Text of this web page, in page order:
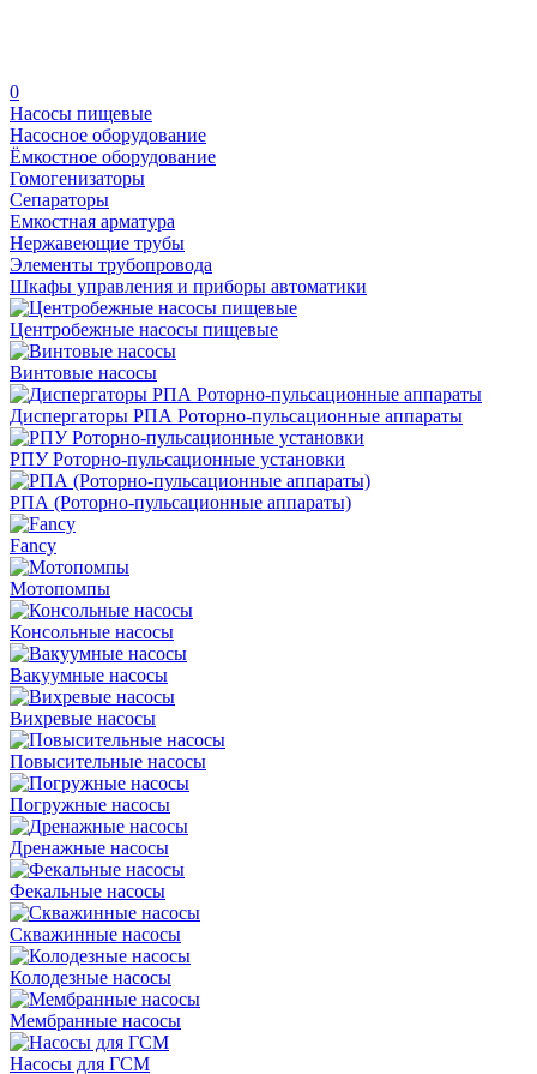
0
Насосы пищевые
Насосное оборудование
Ёмкостное оборудование
Гомогенизаторы
Сепараторы
Емкостная арматура
Нержавеющие трубы
Элементы трубопровода
Шкафы управления и приборы автоматики
Центробежные насосы пищевые
Винтовые насосы
Диспергаторы РПА Роторно-пульсационные аппараты
РПУ Роторно-пульсационные установки
РПА (Роторно-пульсационные аппараты)
Fancy
Мотопомпы
Консольные насосы
Вакуумные насосы
Вихревые насосы
Повысительные насосы
Погружные насосы
Дренажные насосы
Фекальные насосы
Скважинные насосы
Колодезные насосы
Мембранные насосы
Насосы для ГСМ